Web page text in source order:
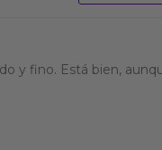
y fino. Está bien,